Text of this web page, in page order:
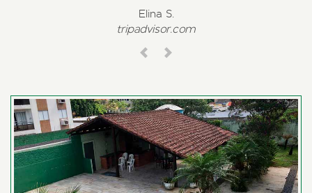
honestos,as fotos conencide exatamento
como o lugar é . Faço questão de focar
estes pontos , pois havia meses antes
recomendo a todos.
Elina S.
tripadvisor.com
Previous